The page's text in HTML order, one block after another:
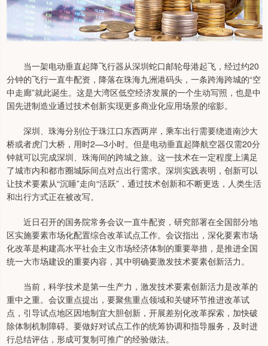
当一架电动垂直起降飞行器从深圳蛇口邮轮母港起飞，经过约20
分钟的飞行一直牛配资，降落在珠海九洲港码头，一条跨海跨城的“空
中走廊”就此诞生。这是大湾区低空经济发展的一个生动写照，也是中
国先进制造业通过技术创新实现更多商业化应用场景的缩影。
深圳、珠海分别位于珠江口东西两岸，乘车出行需要绕道南沙大
桥或者虎门大桥，用时2—3小时。但是电动垂直起降航空器仅需20分
钟就可以完成深圳、珠海间的跨城之旅。这一技术在一定程度上满足
了城市内和都市圈城际间点对点出行需求。深圳实践表明，创新可以
让技术要素从“沉睡”走向“活跃”，通过技术创新和不断更迭，人类生活
和出行方式正在被改写。
近日召开的国务院常务会议一直牛配资，研究部署在全国部分地
区实施要素市场化配置综合改革试点工作。会议指出，深化要素市场
化改革是构建高水平社会主义市场经济体制的重要举措，是推进全国
统一大市场建设的重要内容，其中明确要激发技术要素创新活力。
当前，科学技术是第一生产力，激发技术要素创新活力是改革的
重中之重。会议重点提出，要聚焦重点领域和关键环节推进改革试
点，引导试点地区因地制宜大胆创新，开展差别化改革探索，加快破
除体制机制障碍。要做好对试点工作的统筹协调和指导服务，及时进
行总结评估，形成可复制可推广的经验做法。